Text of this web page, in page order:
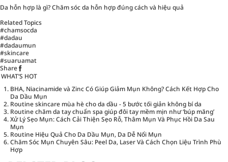
Da hỗn hợp là gì? Chăm sóc da hỗn hợp đúng cách và hiệu quả
Related Topics
#chamsocda
#dadau
#dadaumun
#skincare
#suaruamat
Share
WHAT’S HOT
BHA, Niacinamide và Zinc Có Giúp Giảm Mụn Không? Cách Kết Hợp Cho
Da Dầu Mụn
Routine skincare mùa hè cho da dầu - 5 bước tối giản không bí da
Routine chăm da tay chuẩn spa giúp đôi tay mềm mịn như ‘búp măng’
Xử Lý Sẹo Mụn: Cách Cải Thiện Sẹo Rỗ, Thâm Mụn Và Phục Hồi Da Sau
Mụn
Routine Hiệu Quả Cho Da Dầu Mụn, Da Dễ Nổi Mụn
Chăm Sóc Mụn Chuyên Sâu: Peel Da, Laser Và Cách Chọn Liệu Trình Phù
Hợp